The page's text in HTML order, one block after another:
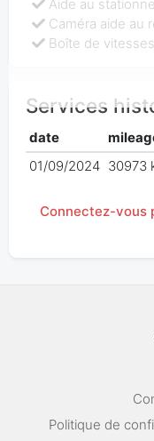
Aide au
Caméra aide au
Boîte de
Services
date
01/09/2024 30973
Connectez-vous
Politique de